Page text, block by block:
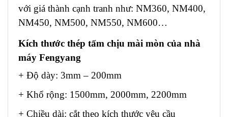
với giá thành cạnh tranh như: NM360, NM400,
NM450, NM500, NM550, NM600…
Kích thước thép tấm chịu mài mòn của nhà
máy Fengyang
+ Độ dày: 3mm – 200mm
+ Khổ rộng: 1500mm, 2000mm, 2200mm
+ Chiều dài: cắt theo kích thước yêu cầu